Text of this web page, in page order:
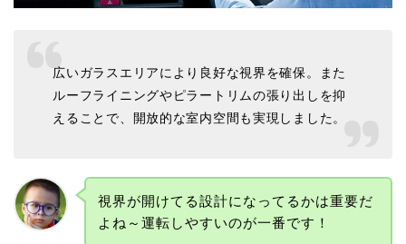
広いガラスエリアにより良好な視界を確保。また
ルーフライニングやピラートリムの張り出しを抑
えることで、開放的な室内空間も実現しました。
視界が開けてる設計になってるかは重要だ
よね～運転しやすいのが一番です！